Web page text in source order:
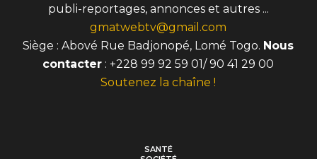
publi-reportages, annonces et autres ...
gmatwebtv@gmail.com
Siège : Abové Rue Badjonopé, Lomé Togo. Nous
contacter : +228 99 92 59 01/ 90 41 29 00
Soutenez la chaîne !
SANTÉ